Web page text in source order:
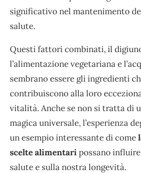
significativo nel mantenimento
salute.
Questi fattori combinati, il
l’alimentazione vegetariana e
sembrano essere gli ingredienti
contribuiscono alla loro
vitalità. Anche se non si tratta di
magica universale, l’esperienza
un esempio interessante di come
scelte alimentaripossano
salute e sulla nostra longevità.